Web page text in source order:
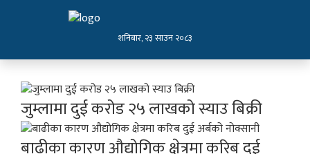
शनिबार, २३ साउन २०८३
जुम्लामा दुई करोड २५ लाखको स्याउ बिक्री
बाढीका कारण औद्योगिक क्षेत्रमा करिब दुई